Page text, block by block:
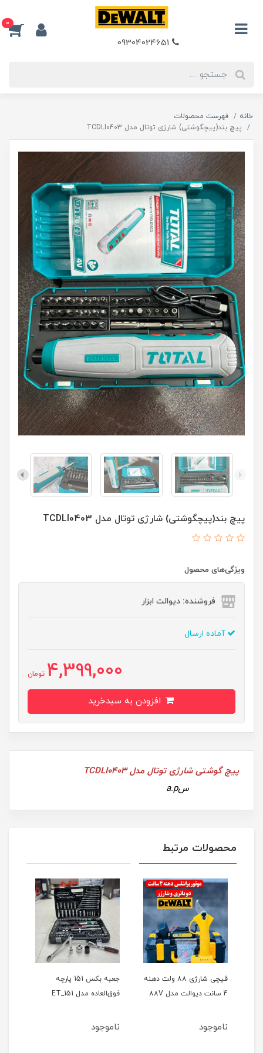
0
خانه
فهرست محصولات
پیچ بند(پیچگوشتی) شارژی توتال مدل TCDLI0403
پیچ بند(پیچگوشتی) شارژی توتال مدل TCDLI0403
ویژگی‌های محصول
فروشنده: دیوالت ابزار
آماده ارسال
4,399,000 تومان
سa.p
محصولات مرتبط
قیچی شارژی 88 ولت دهنه
4 سانت دیوالت مدل 88V
ناموجود
جعبه بکس 151 پارچه
فوق‌العاده مدل ET_151
ناموجود